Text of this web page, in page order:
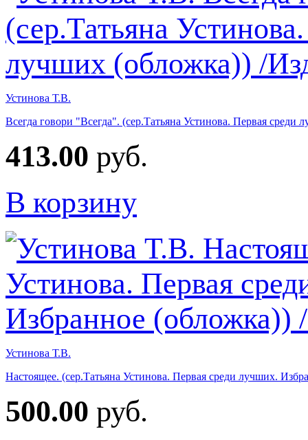
Устинова Т.В.
Всегда говори "Всегда". (сер.Татьяна Устинова. Первая
413.00 руб.
В корзину
Устинова Т.В.
Настоящее. (сер.Татьяна Устинова. Первая среди лучших.
500.00 руб.